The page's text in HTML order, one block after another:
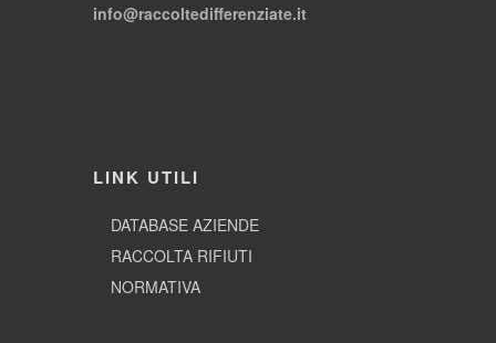
info@raccoltedifferenziate.it
LINK UTILI
DATABASE AZIENDE
RACCOLTA RIFIUTI
NORMATIVA